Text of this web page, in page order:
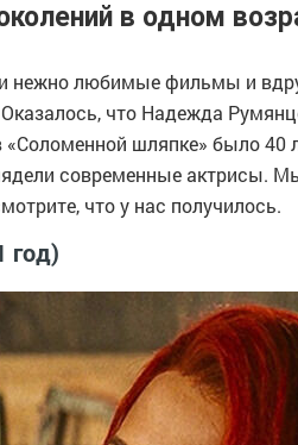
в одном
нежно любимые фильмы и
что Надежда
шляпке» было 40
современные актрисы.
что у нас получилось.
год)